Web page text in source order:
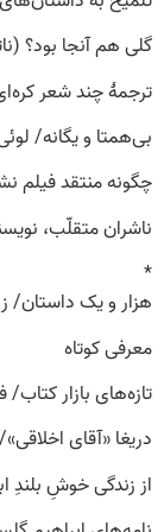
گلی هم آنجا بود؟
ترجمۀ چند شعر
بی‌همتا و یگانه/
چگونه منتقد فیلم
ناشران متقلّب،
*
هزار و یک داستان/
معرفی کوتاه
تازه‌های بازار کتاب/
دریغا «آقای
از زندگی خوشِ بلندِ